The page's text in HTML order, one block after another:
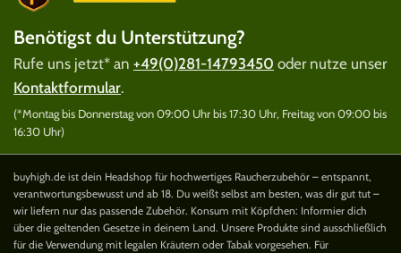
Benötigst du Unterstützung?
Rufe uns jetzt* an +49(0)281-14793450 oder nutze unser
Kontaktformular.
(*Montag bis Donnerstag von 09:00 Uhr bis 17:30 Uhr, Freitag von 09:00 bis
16:30 Uhr)
buyhigh.de ist dein Headshop für hochwertiges Raucherzubehör – entspannt,
verantwortungsbewusst und ab 18. Du weißt selbst am besten, was dir gut tut –
wir liefern nur das passende Zubehör. Konsum mit Köpfchen: Informier dich
über die geltenden Gesetze in deinem Land. Unsere Produkte sind ausschließlich
für die Verwendung mit legalen Kräutern oder Tabak vorgesehen. Für